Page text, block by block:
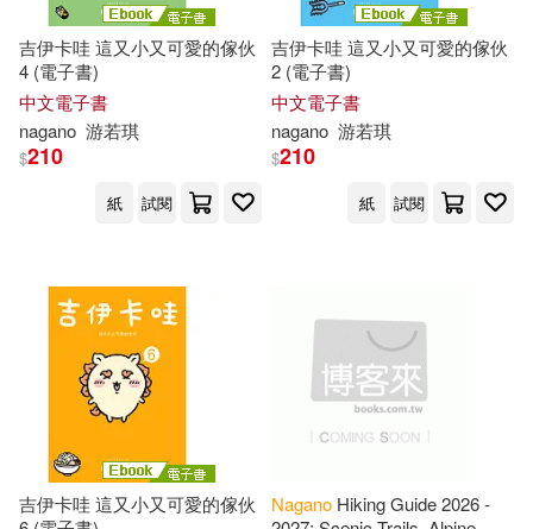
Jay(1)
Jennifer (ILT)/ Nagano(1)
Kent/ Kloepfer(1)
Kiichi (EDT)/ Nagano(1)
Kozo(1)
吉伊卡哇 這又小又可愛的傢伙
4 (電子書)
中文電子書
nagano 游若琪
$210
紙 試閱
吉伊卡哇 這又小又可愛的傢伙
2 (電子書)
中文電子書
nagano 游若琪
$210
紙 試閱
吉伊卡哇 這又小又可愛的傢伙
Nagano Hiking Guide 2026 -